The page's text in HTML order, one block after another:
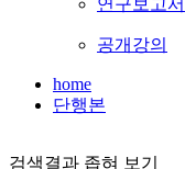
연구보고서
공개강의
home
단행본
검색결과 좁혀 보기